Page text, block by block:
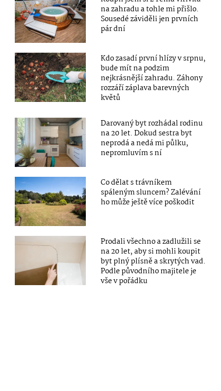
na zahradu a tohle mi přišlo.
Sousedé záviděli jen prvních
pár dní
Kdo zasadí první hlízy v srpnu,
bude mít na podzim
nejkrásnější zahradu. Záhony
rozzáří záplava barevných
květů
Darovaný byt rozhádal rodinu
na 20 let. Dokud sestra byt
neprodá a nedá mi půlku,
nepromluvím s ní
Co dělat s trávníkem
spáleným sluncem? Zalévání
ho může ještě více poškodit
Prodali všechno a zadlužili se
na 20 let, aby si mohli koupit
byt plný plísně a skrytých vad.
Podle původního majitele je
vše v pořádku